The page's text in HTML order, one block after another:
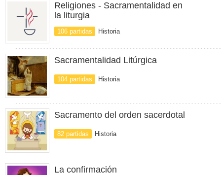
Religiones - Sacramentalidad en
la liturgia
106 partidas Historia
Sacramentalidad Litúrgica
104 partidas Historia
Sacramento del orden sacerdotal
82 partidas Historia
La confirmación